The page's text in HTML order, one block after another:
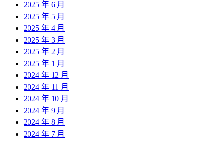
2025 年 6 月
2025 年 5 月
2025 年 4 月
2025 年 3 月
2025 年 2 月
2025 年 1 月
2024 年 12 月
2024 年 11 月
2024 年 10 月
2024 年 9 月
2024 年 8 月
2024 年 7 月